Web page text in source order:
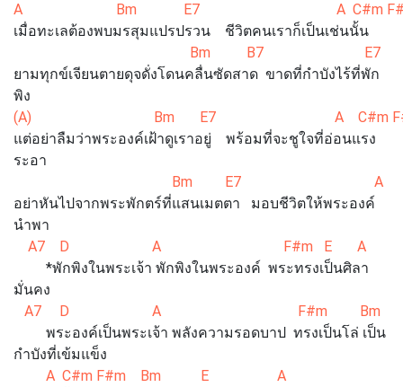
A Bm E7 A C#m
เมื่อทะเลต้องพบมรสุมแปรปรวน ชีวิตคนเราก็เป็นเช่นนั้น
Bm B7
ยามทุกข์เจียนตายดุจดั่งโดนคลื่นซัดสาด ขาดที่กำบังไร้ที่พัก
พิง
(A) Bm E7 A C#m
แต่อย่าลืมว่าพระองค์เฝ้าดูเราอยู่ พร้อมที่จะชูใจที่อ่อนแรง
ระอา
Bm E7 A
อย่าหันไปจากพระพักตร์ที่แสนเมตตา มอบชีวิตให้พระองค์
นำพา
A7 D A F#m E
*พักพิงในพระเจ้า พักพิงในพระองค์ พระทรงเป็นศิลา
มั่นคง
A7 D A F#m Bm
พระองค์เป็นพระเจ้า พลังความรอดบาป ทรงเป็นโล่ เป็น
กำบังที่เข้มแข็ง
A C#m F#m Bm E A